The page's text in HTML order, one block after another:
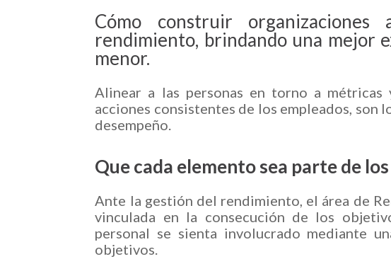
Cómo construir organizaciones
rendimiento, brindando una mejor
menor.
Alinear a las personas en torno a métricas
acciones consistentes de los empleados, son
desempeño.
Que cada elemento sea parte de
Ante la gestión del rendimiento, el área de
vinculada en la consecución de los
personal se sienta involucrado mediante
objetivos.